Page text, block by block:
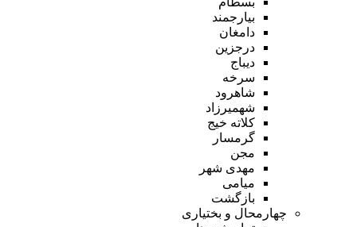
بیارجمند
دامغان
درجزین
دیباج
سرخه
شاهرود
شهمیرزاد
کلاته خیج
گرمسار
مجن
مهدی شهر
میامی
بازگشت
چهارمحال و بختیاری